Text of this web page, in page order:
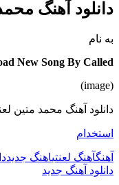
دانلود آهنگ
به نام
New Song By Called
(image)
دانلود آهنگ محمد متین
استخدام
آهنگآهنگ لعنتیاهنگ جدید
دانلود آهنگ جدید